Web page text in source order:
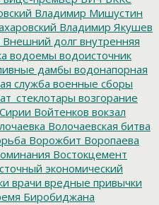
Владимир Мишустин
Владимир Якушев
Внешний долг внутренняя
водоемы водоисточник
дамбы водонапорная
служба военные сборы
возгорание
Войтенков вокзал
Волочаевская битва
Ворожбит Воропаева
Востокцемент
экономический
врачи вредные привычки
Биробиджана